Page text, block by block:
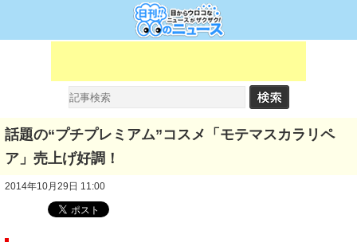
話題の“プチプレミアム”コスメ「モテマスカラリペ
ア」売上げ好調！
2014年10月29日 11:00